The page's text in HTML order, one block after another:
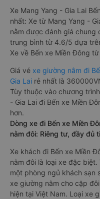
Xe Mang Yang - Gia Lai
nhất: Xe từ Mang Yang -
nằm được đánh giá chung
trung bình từ 4.6/5 dựa
Xe về Bến xe Miền Đông
Giá vé xe giường nằm đi
Gia Lai rẻ nhất là
Tùy thuộc vào chương
- Gia Lai đi Bến xe Miền
hơn.
Dòng xe đi Bến xe Miền
nằm đôi: Riêng tư, đầy đủ
Xe khách đi Bến xe Miền
nằm đôi là loại xe đặc
một phòng ngủ khách sạn
xe giường nằm cho cặp
hiện tại Việt Nam. Loại xe